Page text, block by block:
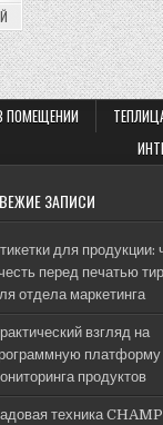
К
ЗАПИСИ
СОВРЕМЕННОЕ
ЛАНДШАФТНОЕ
ОСВЕЩЕНИЕ
ПОМЕЩЕНИИ
ЗАПИСИ
для продукции:
перед печатью
отдела маркетинга
взгляд на
платформу
продуктов
техника